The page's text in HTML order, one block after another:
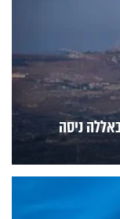
ניסה